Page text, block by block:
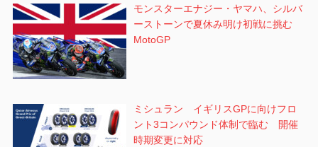
モンスターエナジー・ヤマハ、シルバ
ーストーンで夏休み明け初戦に挑む
MotoGP
ミシュラン イギリスGPに向けフロ
ント3コンパウンド体制で臨む 開催
時期変更に対応